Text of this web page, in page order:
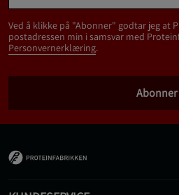
Ved å klikke på "Abonner" godtar jeg at
postadressen min i samsvar med
Personvernerklæring.
Abonner